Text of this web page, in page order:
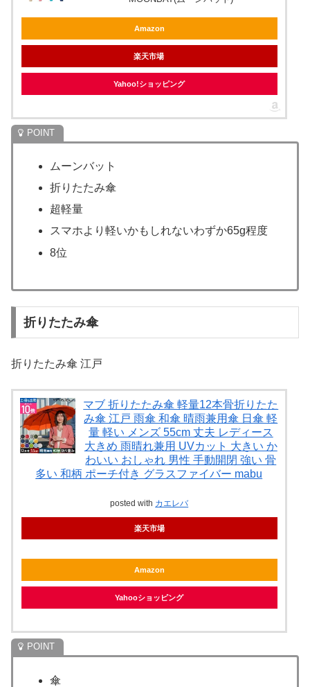
Amazon
楽天市場
Yahoo!ショッピング
ムーンバット
折りたたみ傘
超軽量
スマホより軽いかもしれないわずか65g程度
8位
折りたたみ傘
折りたたみ傘 江戸
マブ 折りたたみ傘 軽量12本骨折りたた
み傘 江戸 雨傘 和傘 晴雨兼用傘 日傘 軽
量 軽い メンズ 55cm 丈夫 レディース
大きめ 雨晴れ兼用 UVカット 大きい か
わいい おしゃれ 男性 手動開閉 強い 骨
多い 和柄 ポーチ付き グラスファイバー mabu
posted with カエレバ
楽天市場
Amazon
Yahooショッピング
傘